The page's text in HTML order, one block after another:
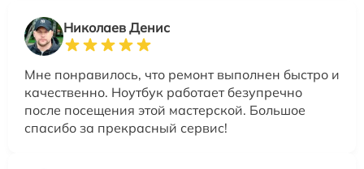
Николаев Денис
Мне понравилось, что ремонт выполнен быстро и
качественно. Ноутбук работает безупречно
после посещения этой мастерской. Большое
спасибо за прекрасный сервис!